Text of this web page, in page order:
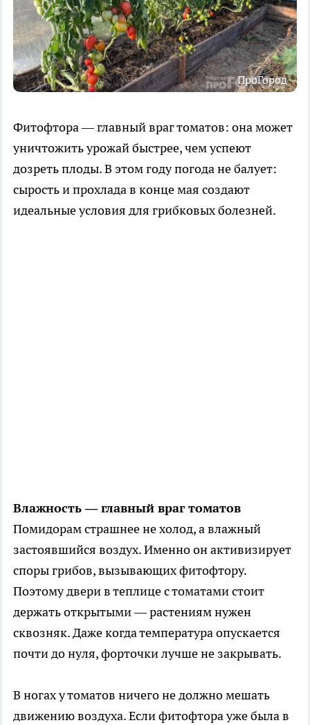
ПроГород
Фитофтора — главный враг томатов: она может
уничтожить урожай быстрее, чем успеют
дозреть плоды. В этом году погода не балует:
сырость и прохлада в конце мая создают
идеальные условия для грибковых болезней.
Влажность — главный враг томатов
Помидорам страшнее не холод, а влажный
застоявшийся воздух. Именно он активизирует
споры грибов, вызывающих фитофтору.
Поэтому двери в теплице с томатами стоит
держать открытыми — растениям нужен
сквозняк. Даже когда температура опускается
почти до нуля, форточки лучше не закрывать.
В ногах у томатов ничего не должно мешать
движению воздуха. Если фитофтора уже была в